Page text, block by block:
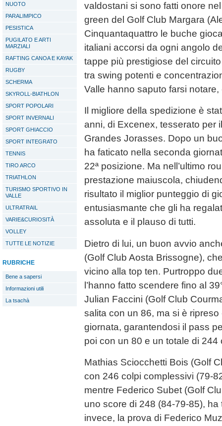
NUOTO
PARALIMPICO
PESISTICA
PUGILATO E ARTI
MARZIALI
RAFTING CANOA E KAYAK
RUGBY
SCHERMA
SKYROLL-BIATHLON
SPORT POPOLARI
SPORT INVERNALI
SPORT GHIACCIO
SPORT INTEGRATO
TENNIS
TIRO ARCO
TRIATHLON
TURISMO SPORTIVO IN
VALLE
ULTRATRAIL
VARIE&CURIOSITÀ
VOLLEY
TUTTE LE NOTIZIE
RUBRICHE
Bene a sapersi
Informazioni utili
La tsachà
valdostani si sono fatti onore
green del Golf Club Margara
Cinquantaquattro le buche
italiani accorsi da ogni angolo
tappe più prestigiose del
tra swing potenti e
Valle hanno saputo farsi notare,
Il migliore della spedizione è
anni, di Excenex, tesserato per
Grandes Jorasses. Dopo un
ha faticato nella seconda
22ª posizione. Ma nell’ultimo
prestazione maiuscola,
risultato il miglior punteggio di
entusiasmante che gli ha
assoluta e il plauso di tutti.
Dietro di lui, un buon avvio
(Golf Club Aosta Brissogne),
vicino alla top ten. Purtroppo
l’hanno fatto scendere fino al
Julian Faccini (Golf Club
salita con un 86, ma si è
giornata, garantendosi il pass
poi con un 80 e un totale di 244
Mathias Sciocchetti Bois (Golf
con 246 colpi complessivi (79-
mentre Federico Subet (Golf
uno score di 248 (84-79-85), ha
invece, la prova di Federico